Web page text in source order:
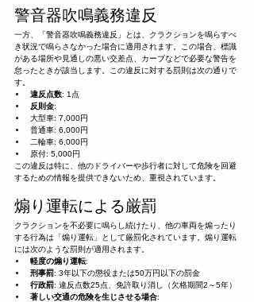
警音器吹鳴義務違反
一方、「警音器吹鳴義務違反」とは、クラクションを鳴らすべ
き状況で鳴らさなかった場合に適用されます。この場合、標識
がある場所や見通しの悪い交差点、カーブなどで必要な警告を
怠ったときが該当します。この違反に対する罰則は次の通りで
す。
違反点数: 1点
反則金:
大型車: 7,000円
普通車: 6,000円
二輪車: 6,000円
原付: 5,000円
この違反は特に、他のドライバーや歩行者に対して危険を回避
するための情報を提供できないため、重視されています。
煽り運転による厳罰
クラクションを不必要に鳴らし続けたり、他の車両を煽ったり
する行為は「煽り運転」として厳罰化されています。煽り運転
には次のような罰則が適用されます。
軽度の煽り運転:
刑事罰: 3年以下の懲役または50万円以下の罰金
行政罰: 違反点数25点、免許取り消し（欠格期間2～5年）
著しい交通の危険を生じさせる場合: